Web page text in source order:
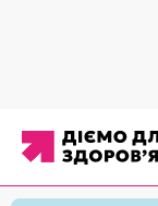
Матеріали/Звіти/
доступність, потреби,